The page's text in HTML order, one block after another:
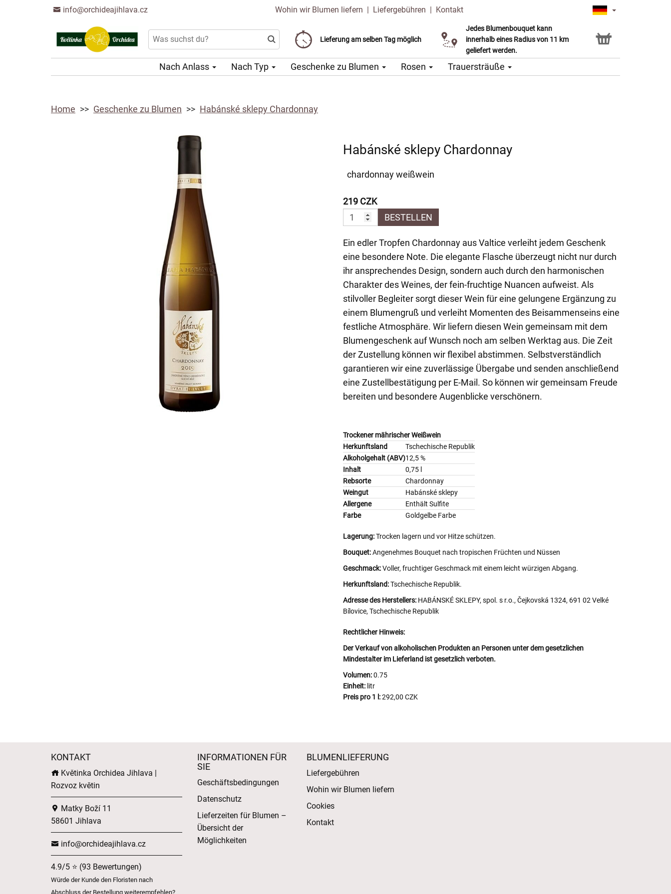
info@orchideajihlava.cz Wohin wir Blumen liefern | Liefergebühren | Kontakt
Lieferung am selben Tag möglich
Liefergebühr ab 99 CZK
Wählen Sie Ihr Lieferdatum
Jedes Blumenbouquet kann
innerhalb eines Radius von 11 km
geliefert werden.
Click & Collect Service
Nach Anlass Nach Typ Geschenke zu Blumen Rosen Trauersträuße
Home Geschenke zu Blumen Habánské sklepy Chardonnay
Habánské sklepy Chardonnay
chardonnay weißwein
219 CZK
BESTELLEN
Ein edler Tropfen Chardonnay aus Valtice verleiht jedem Geschenk
eine besondere Note. Die elegante Flasche überzeugt nicht nur durch
ihr ansprechendes Design, sondern auch durch den harmonischen
Charakter des Weines, der fein-fruchtige Nuancen aufweist. Als
stilvoller Begleiter sorgt dieser Wein für eine gelungene Ergänzung zu
einem Blumengruß und verleiht Momenten des Beisammenseins eine
festliche Atmosphäre. Wir liefern diesen Wein gemeinsam mit dem
Blumengeschenk auf Wunsch noch am selben Werktag aus. Die Zeit
der Zustellung können wir flexibel abstimmen. Selbstverständlich
garantieren wir eine zuverlässige Übergabe und senden anschließend
eine Zustellbestätigung per E-Mail. So können wir gemeinsam Freude
bereiten und besondere Augenblicke verschönern.
Trockener mährischer Weißwein
Herkunftsland
Tschechische Republik
Alkoholgehalt (ABV)12,5 %
Inhalt
0,75 l
Rebsorte
Chardonnay
Weingut
Habánské sklepy
Allergene
Enthält Sulfite
Farbe
Goldgelbe Farbe
Lagerung:Trocken lagern und vor Hitze schützen.
Bouquet:Angenehmes Bouquet nach tropischen Früchten und Nüssen
Geschmack:Voller, fruchtiger Geschmack mit einem leicht würzigen Abgang.
Herkunftsland:Tschechische Republik.
Adresse des Herstellers: HABÁNSKÉ SKLEPY, spol. s r.o., Čejkovská 1324, 691 02 Velké
Bílovice, Tschechische Republik
Rechtlicher Hinweis:
Der Verkauf von alkoholischen Produkten an Personen unter dem gesetzlichen
Mindestalter im Lieferland ist gesetzlich verboten.
Volumen:0.75
Einheit: litr
Preis pro 1 l:292,00 CZK
KONTAKT
Květinka Orchidea Jihlava |
Rozvoz květin
Matky Boží 11
58601 Jihlava
info@orchideajihlava.cz
4.9/5 ⭐ (93 Bewertungen)
Würde der Kunde den Floristen nach
Abschluss der Bestellung weiterempfehlen?
INFORMATIONEN FÜR
SIE
Geschäftsbedingungen
Datenschutz
Lieferzeiten für Blumen –
Übersicht der
Möglichkeiten
BLUMENLIEFERUNG
Liefergebühren
Wohin wir Blumen liefern
Cookies
Kontakt